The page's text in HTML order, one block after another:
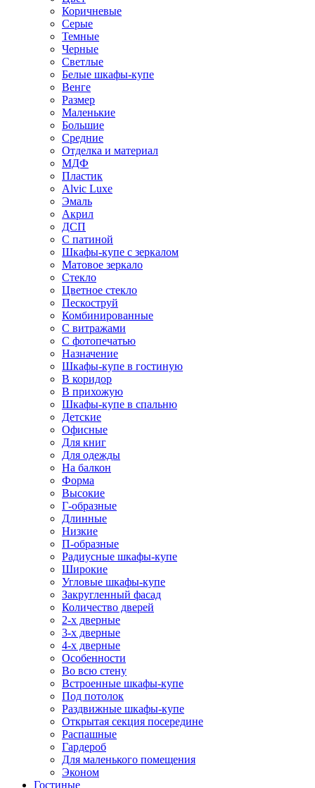
Коричневые
Серые
Темные
Черные
Светлые
Белые шкафы-купе
Венге
Размер
Маленькие
Большие
Средние
Отделка и материал
МДФ
Пластик
Alvic Luxe
Эмаль
Акрил
ДСП
С патиной
Шкафы-купе с зеркалом
Матовое зеркало
Стекло
Цветное стекло
Пескоструй
Комбинированные
С витражами
С фотопечатью
Назначение
Шкафы-купе в гостиную
В коридор
В прихожую
Шкафы-купе в спальню
Детские
Офисные
Для книг
Для одежды
На балкон
Форма
Высокие
Г-образные
Длинные
Низкие
П-образные
Радиусные шкафы-купе
Широкие
Угловые шкафы-купе
Закругленный фасад
Количество дверей
2-х дверные
3-х дверные
4-х дверные
Особенности
Во всю стену
Встроенные шкафы-купе
Под потолок
Раздвижные шкафы-купе
Открытая секция посередине
Распашные
Гардероб
Для маленького помещения
Эконом
Гостиные